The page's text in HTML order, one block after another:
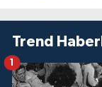
Trend
1